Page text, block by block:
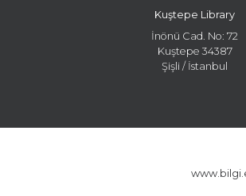
Kuştepe Library
İnönü Cad. No: 72
Kuştepe 34387
Şişli / İstanbul